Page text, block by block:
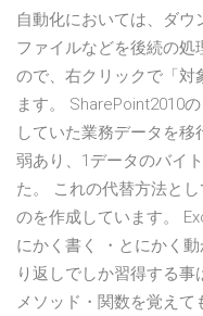
自動化においては、ダウ
ファイルなどを後続の処
ので、右クリックで「対
ます。 SharePoint2010
していた業務データを
弱あり、1データのバイ
た。 これの代替方法と
のを作成しています。
にかく書く ・とにかく
り返しでしか習得する事
メソッド・関数を覚え